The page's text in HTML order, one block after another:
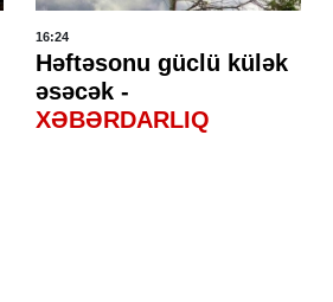
16:24
Həftəsonu güclü külək
əsəcək -
XƏBƏRDARLIQ